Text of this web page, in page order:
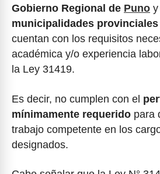
Gobierno Regional de Puno
municipalidades
cuentan con los requisitos
académica y/o experiencia
la Ley 31419.
Es decir, no cumplen con el
mínimamente requerido para
trabajo competente en los
designados.